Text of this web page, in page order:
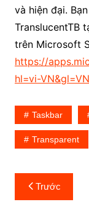
và hiện đại.
TranslucentTB
trên Microsoft
https://
hl=vi-VN&gl=VN
Taskbar
Transparent
Điều
hướng
Trước